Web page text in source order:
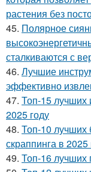
растения без
45. Полярное
сталкиваются с
46. Лучшие
эффективно
47. Топ-15 лучших
2025 году
48. Топ-10 лучших
скраппинга в 2025
49. Топ-16 лучших